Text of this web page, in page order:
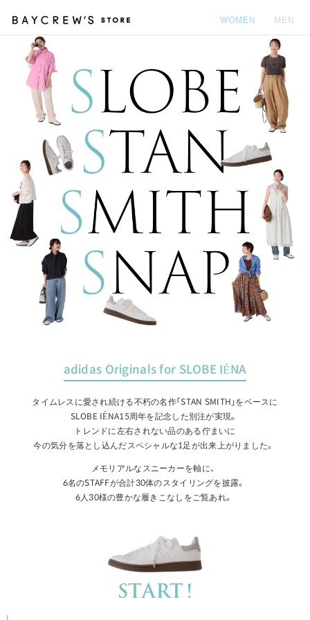
WOMEN MEN
adidas Originals for SLOBE IÉNA
タイムレスに愛され続ける不朽の名作「STAN SMITH」をベースに
SLOBE IÉNA15周年を記念した別注が実現。
トレンドに左右されない品のある佇まいに
今の気分を落とし込んだスペシャルな1足が出来上がりました。
メモリアルなスニーカーを軸に、
6名のSTAFFが合計30体のスタイリングを披露。
6人30様の豊かな履きこなしをご覧あれ。
START!
【ERICKA NICOLAS BEGAY】ショートネックレス (7mm/40cm)
#09
ADIDAS / アディダス for SLOBE / 417 STANSMITH LUXスニーカ
ー
タイプライターVネックワンピース
￥6,160(税込) 60%OFF
￥13,200(税込) 50%OFF